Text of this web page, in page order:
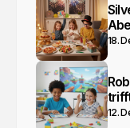
18.
12.